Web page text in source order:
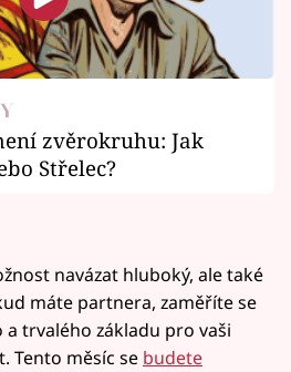
zvěrokruhu: Jak
Střelec?
navázat hluboký, ale také
máte partnera, zaměříte se
trvalého základu pro vaši
Tento měsíc se budete